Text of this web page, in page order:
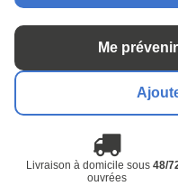
Me
Livraison à domicile sous48/
ouvrées